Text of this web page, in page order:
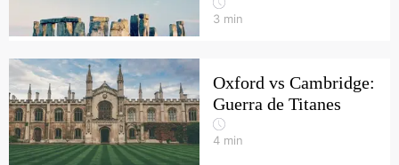
3 min
Oxford vs Cambridge:
Guerra de Titanes
4 min